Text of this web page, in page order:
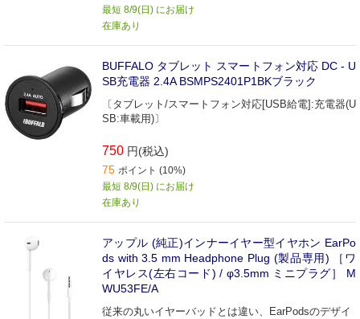
最短 8/9(日) にお届け
在庫あり
BUFFALO タブレット スマートフォン対応 DC - U
SB充電器 2.4A BSMPS2401P1BKブラック
〔タブレット/スマートフォン対応[USB給電]:充電器(U
SB:車載用)〕
750 円(税込)
75 ポイント (10%)
最短 8/9(日) にお届け
在庫あり
アップル (純正)インナーイヤー型イヤホン EarPo
ds with 3.5 mm Headphone Plug (製品専用) ［ワ
イヤレス(左右コード) / φ3.5mm ミニプラグ］ M
WU53FE/A
従来の丸いイヤーバッドとは違い、EarPodsのデザイ